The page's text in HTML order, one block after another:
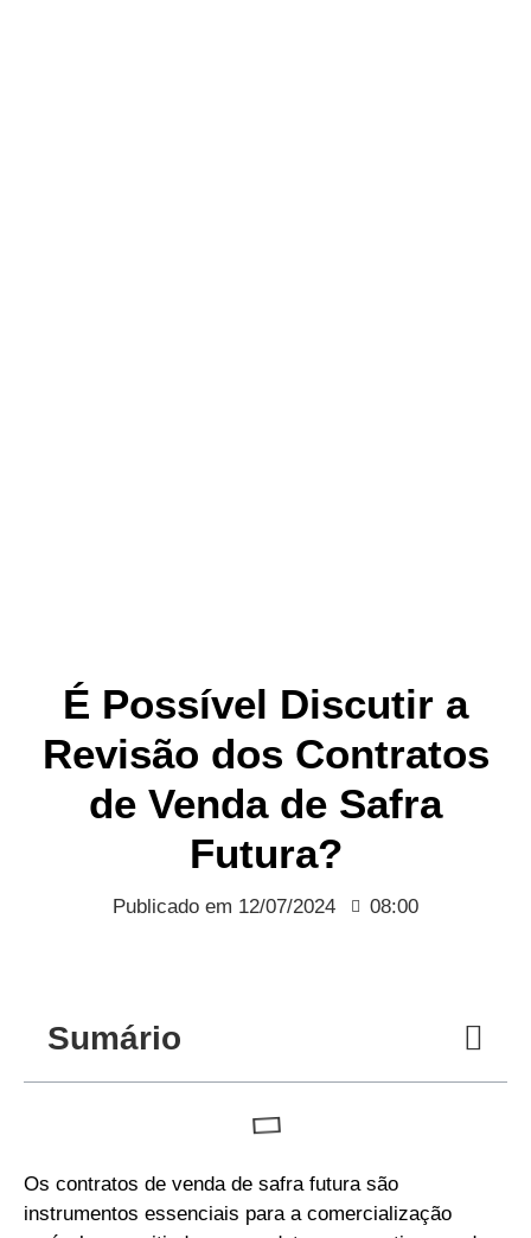
É Possível Discutir a
Revisão dos Contratos
de Venda de Safra
Futura?
Publicado em 12/07/2024 08:00
Sumário
Os contratos de venda de safra futura são
instrumentos essenciais para a comercialização